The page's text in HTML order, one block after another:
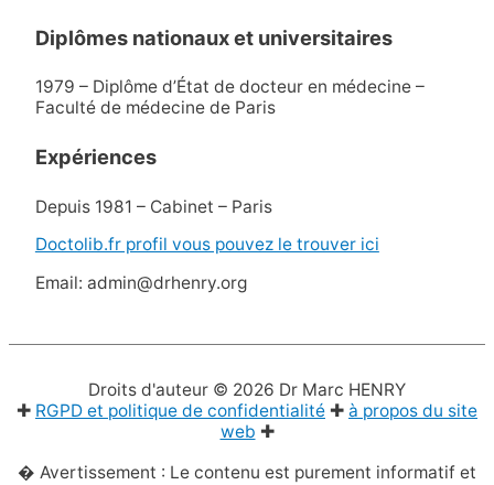
Diplômes nationaux et universitaires
1979 – Diplôme d’État de docteur en médecine –
Faculté de médecine de Paris
Expériences
Depuis 1981 – Cabinet – Paris
Doctolib.fr profil vous pouvez le trouver ici
Email: admin@drhenry.org
Droits d'auteur © 2026 Dr Marc HENRY
✚ RGPD et politique de confidentialité ✚ à propos du site
web ✚
� Avertissement : Le contenu est purement informatif et